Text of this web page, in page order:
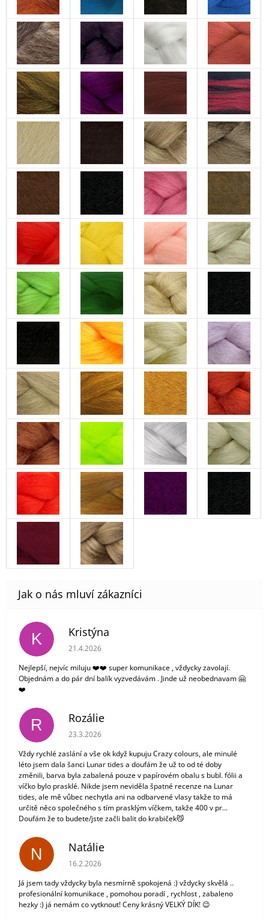
K Kristýna
Hodnocení obchodu je 5 z 5 hvězdiček.
21.4.2026
Nejlepší, nejvíc miluju ❤️❤️ super komunikace , vždycky zavolají.
Objednám a do pár dní balík vyzvedávám . Jinde už neobednavam 🤗
❤️
R Rozálie
Hodnocení obchodu je 3 z 5 hvězdiček.
23.3.2026
Vždy rychlé zaslání a vše ok když kupuju Crazy colours, ale minulé
léto jsem dala šanci Lunar tides a doufám že už to od té doby
změnili, barva byla zabalená pouze v papírovém obalu s bubl. fólii a
víčko bylo prasklé. Nikde jsem neviděla špatné recenze na Lunar
tides, ale mě vůbec nechytla ani na odbarvené vlasy takže to má
určitě něco společného s tím prasklým víčkem, takže 400 v pr...
Doufám že to budete/jste začli balit do krabiček😼
N Natálie
Hodnocení obchodu je 5 z 5 hvězdiček.
16.2.2026
Já jsem tady vždycky byla nesmírně spokojená :) vždycky skvělá ..
profesionální komunikace , pomohou poradí , rychlost , zabaleno
hezky :) já nemám co vytknout! Ceny krásný VELKÝ DÍK! 😉